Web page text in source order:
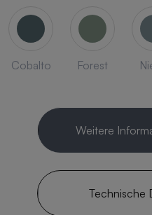
Cobalto Forest
Weitere
Technische